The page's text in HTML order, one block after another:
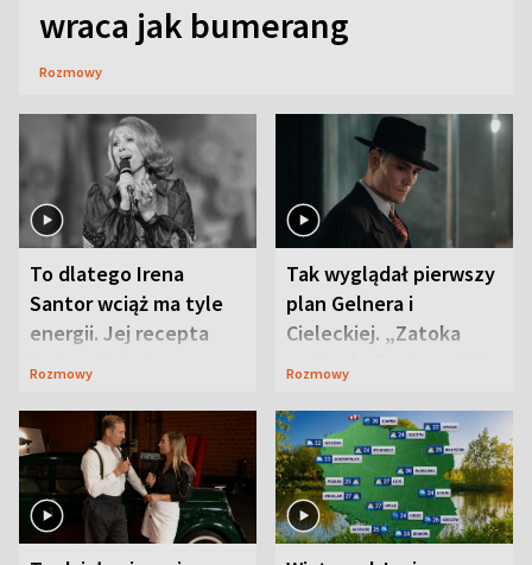
wraca jak bumerang
Rozmowy
To dlatego Irena
Santor wciąż ma tyle
energii. Jej recepta
jest zaskakująco
Rozmowy
Tak wyglądał pierwszy
plan Gelnera i
Cieleckiej. „Zatoka
szpiegów” od razu ich
Rozmowy